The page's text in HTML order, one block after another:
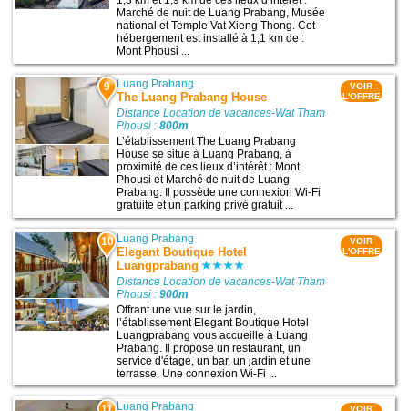
Marché de nuit de Luang Prabang, Musée
national et Temple Vat Xieng Thong. Cet
hébergement est installé à 1,1 km de :
Mont Phousi ...
9 Luang Prabang
The Luang Prabang House
Distance Location de vacances-Wat Tham
Phousi :800m
L’établissement The Luang Prabang
House se situe à Luang Prabang, à
proximité de ces lieux d’intérêt : Mont
Phousi et Marché de nuit de Luang
Prabang. Il possède une connexion Wi-Fi
gratuite et un parking privé gratuit ...
VOIR
L'OFFRE
10 Luang Prabang
Elegant Boutique Hotel
Luangprabang
Distance Location de vacances-Wat Tham
Phousi :900m
Offrant une vue sur le jardin,
l’établissement Elegant Boutique Hotel
Luangprabang vous accueille à Luang
Prabang. Il propose un restaurant, un
service d'étage, un bar, un jardin et une
terrasse. Une connexion Wi-Fi ...
VOIR
L'OFFRE
Luang Prabang
VOIR